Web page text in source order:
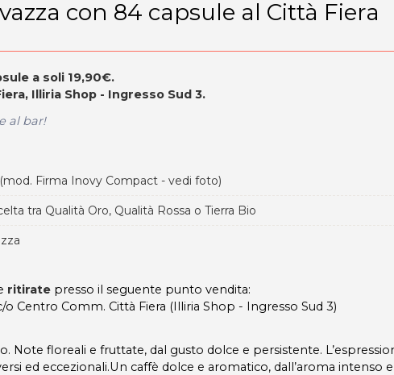
con 84 capsule al Città Fiera
a soli 19,90€.
Illiria Shop - Ingresso Sud 3.
al bar!
Firma Inovy Compact - vedi foto)
tra Qualità Oro, Qualità Rossa o Tierra Bio
ritirate presso il seguente punto vendita:
Centro Comm. Città Fiera (Illiria Shop - Ingresso Sud 3)
Note floreali e fruttate, dal gusto dolce e persistente.
ed eccezionali.Un caffè dolce e aromatico, dall’aroma intenso e